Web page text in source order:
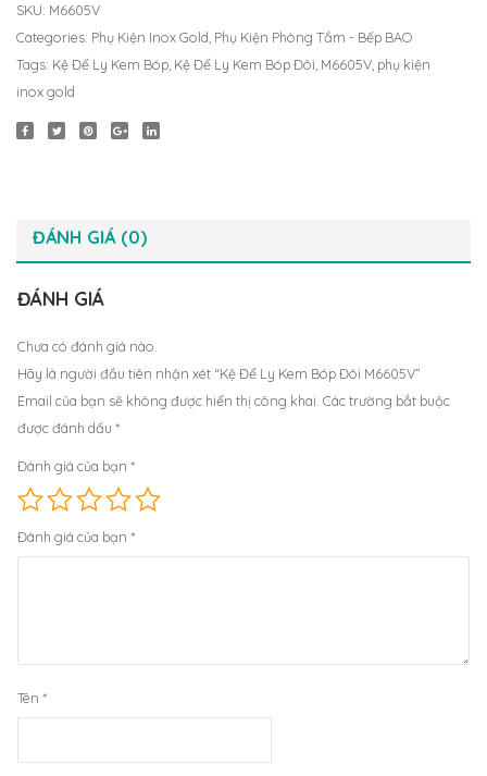
SKU: M6605V
Categories: Phụ Kiện Inox Gold Phụ Kiện Phòng Tắm - Bếp BAO
Tags: Kệ Để Ly Kem Bóp Kệ Để Ly Kem Bóp Đôi M6605V phụ kiện
inox gold
ĐÁNH GIÁ (0)
ĐÁNH GIÁ
Chưa có đánh giá nào.
Hãy là người đầu tiên nhận xét “Kệ Để Ly Kem Bóp Đôi M6605V”
Email của bạn sẽ không được hiển thị công khai. Các trường bắt buộc
được đánh dấu *
Đánh giá của bạn *
Đánh giá của bạn *
Tên *